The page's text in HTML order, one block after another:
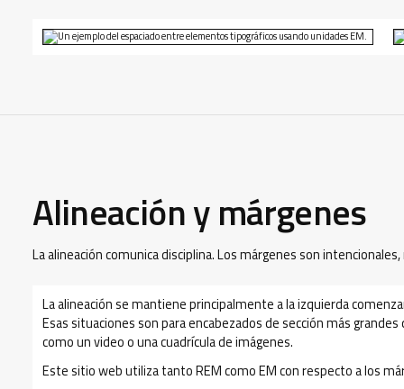
Alineación y márgenes
La alineación comunica disciplina. Los márgenes son
La alineación se mantiene principalmente a la izquierda
Esas situaciones son para encabezados de sección más
como un video o una cuadrícula de imágenes.
Este sitio web utiliza tanto REM como EM con respecto a los